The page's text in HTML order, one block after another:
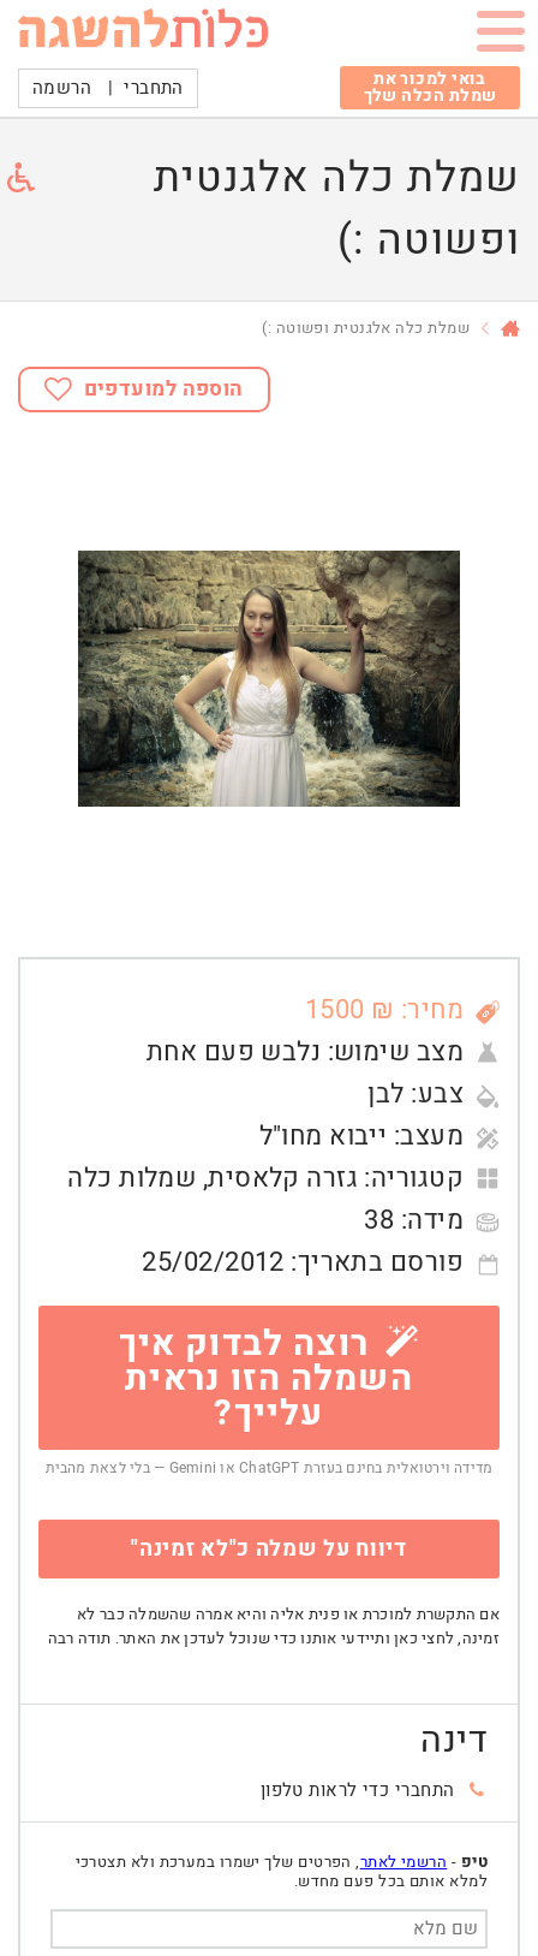
בואי למכור את
שמלת הכלה שלך התחברי | הרשמה
שמלת כלה אלגנטית
ופשוטה :)
שמלת כלה אלגנטית ופשוטה :)
הוספה למועדפים
מחיר: ₪ 1500
מצב שימוש: נלבש פעם אחת
צבע: לבן
מעצב: ייבוא מחו"ל
קטגוריה: גזרה קלאסית, שמלות כלה
מידה: 38
פורסם בתאריך: 25/02/2012
רוצה לבדוק איך
השמלה הזו נראית
עלייך?
מדידה וירטואלית בחינם בעזרת ChatGPT או Gemini — בלי לצאת מהבית
דיווח על שמלה כ"לא זמינה"
אם התקשרת למוכרת או פנית אליה והיא אמרה שהשמלה כבר לא
זמינה, לחצי כאן ותיידעי אותנו כדי שנוכל לעדכן את האתר. תודה רבה
דינה
התחברי כדי לראות טלפון
טיפ - הרשמי לאתר, הפרטים שלך ישמרו במערכת ולא תצטרכי
למלא אותם בכל פעם מחדש.